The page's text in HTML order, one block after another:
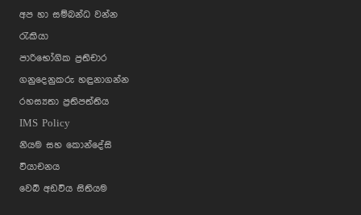
අප හා සම්බන්ධ වන්න
රැකියා
පාරිභෝගික ප්‍රතිචාර
ගනුදෙනුකරු හඳුනාගන්න
රහස්‍යතා ප්‍රතිපත්තිය
IMS Policy
නියම සහ කොන්දේසි
වියාචනය
වෙබ් අඩවිය සිතියම